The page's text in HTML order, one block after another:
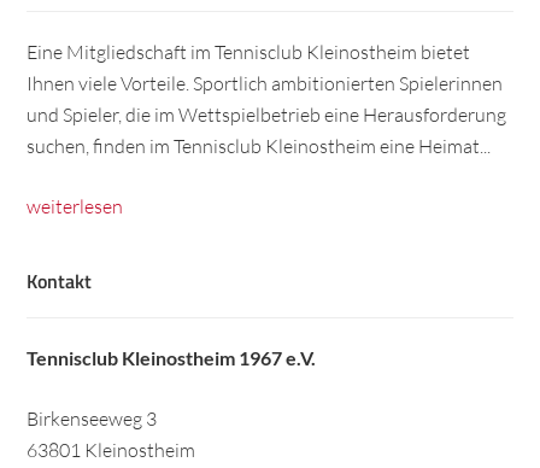
Eine Mitgliedschaft im Tennisclub Kleinostheim bietet
Ihnen viele Vorteile. Sportlich ambitionierten Spielerinnen
und Spieler, die im Wettspielbetrieb eine Herausforderung
suchen, finden im Tennisclub Kleinostheim eine Heimat...
weiterlesen
Kontakt
Tennisclub Kleinostheim 1967 e.V.
Birkenseeweg 3
63801 Kleinostheim